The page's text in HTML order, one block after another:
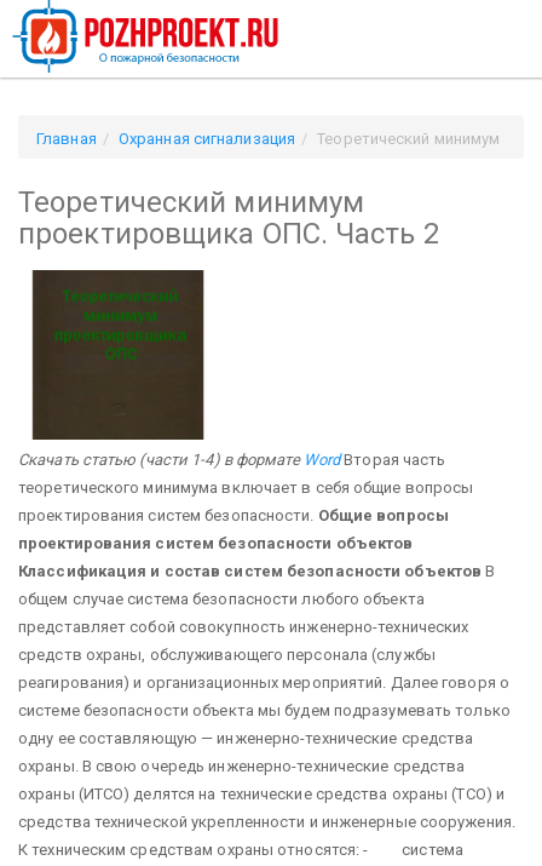
Главная Охранная сигнализация
Теоретический минимум
Теоретический минимум
проектировщика ОПС. Часть 2
Скачать статью (части 1-4) в формате WordВторая часть
теоретического минимума включает в себя общие вопросы
проектирования систем безопасности. Общие вопросы
проектирования систем безопасности объектов
Классификация и состав систем безопасности объектовВ
общем случае система безопасности любого объекта
представляет собой совокупность инженерно-технических
средств охраны, обслуживающего персонала (службы
реагирования) и организационных мероприятий. Далее говоря о
системе безопасности объекта мы будем подразумевать только
одну ее составляющую — инженерно-технические средства
охраны. В свою очередь инженерно-технические средства
охраны (ИТСО) делятся на технические средства охраны (ТСО) и
средства технической укрепленности и инженерные сооружения.
К техническим средствам охраны относятся: - система